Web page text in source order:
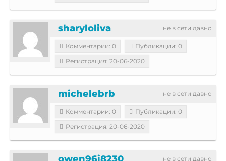
не в сети давно
sharyloliva
Комментарии: 0
Публикации: 0
Регистрация: 20-06-2020
не в сети давно
michelebrb
Комментарии: 0
Публикации: 0
Регистрация: 20-06-2020
не в сети давно